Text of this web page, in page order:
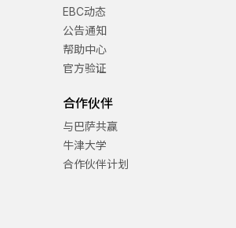
EBC动态
公告通知
帮助中心
官方验证
合作伙伴
与巴萨共赢
牛津大学
合作伙伴计划